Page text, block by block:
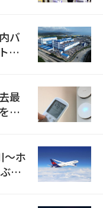
バ
ン
最
点
〜ホ
り